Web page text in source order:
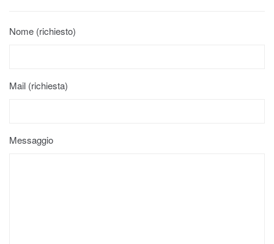
Nome (richiesto)
Mail (richiesta)
Messaggio